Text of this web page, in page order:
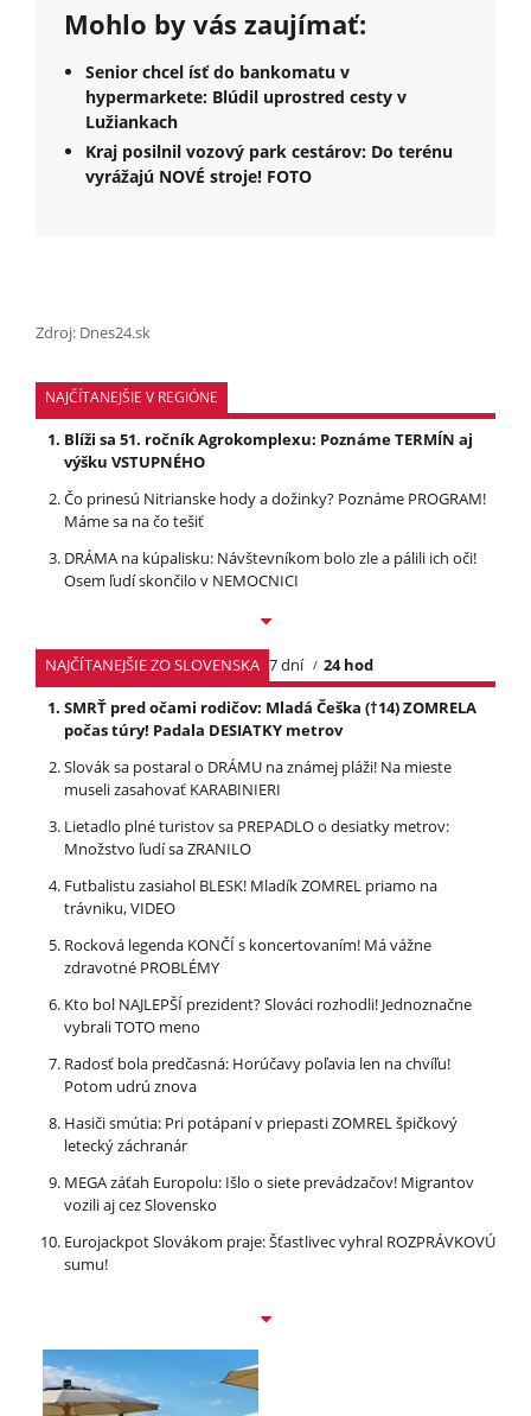
Mohlo by vás zaujímať:
Senior chcel ísť do bankomatu v
hypermarkete: Blúdil uprostred cesty v
Lužiankach
Kraj posilnil vozový park cestárov: Do terénu
vyrážajú NOVÉ stroje! FOTO
Zdroj: Dnes24.sk
NAJČÍTANEJŠIE V REGIÓNE
Blíži sa 51. ročník Agrokomplexu: Poznáme TERMÍN aj
výšku VSTUPNÉHO
Čo prinesú Nitrianske hody a dožinky? Poznáme PROGRAM!
Máme sa na čo tešiť
DRÁMA na kúpalisku: Návštevníkom bolo zle a pálili ich oči!
Osem ľudí skončilo v NEMOCNICI
NAJČÍTANEJŠIE ZO SLOVENSKA 7 dní
24 hod
SMRŤ pred očami rodičov: Mladá Češka (†14) ZOMRELA
počas túry! Padala DESIATKY metrov
Slovák sa postaral o DRÁMU na známej pláži! Na mieste
museli zasahovať KARABINIERI
Lietadlo plné turistov sa PREPADLO o desiatky metrov:
Množstvo ľudí sa ZRANILO
Futbalistu zasiahol BLESK! Mladík ZOMREL priamo na
trávniku, VIDEO
Rocková legenda KONČÍ s koncertovaním! Má vážne
zdravotné PROBLÉMY
Kto bol NAJLEPŠÍ prezident? Slováci rozhodli! Jednoznačne
vybrali TOTO meno
Radosť bola predčasná: Horúčavy poľavia len na chvíľu!
Potom udrú znova
Hasiči smútia: Pri potápaní v priepasti ZOMREL špičkový
letecký záchranár
MEGA záťah Europolu: Išlo o siete prevádzačov! Migrantov
vozili aj cez Slovensko
Eurojackpot Slovákom praje: Šťastlivec vyhral ROZPRÁVKOVÚ
sumu!